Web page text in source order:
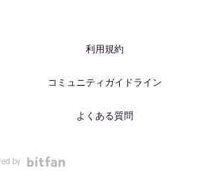
利用規約
コミュニティガイドライン
よくある質問
by